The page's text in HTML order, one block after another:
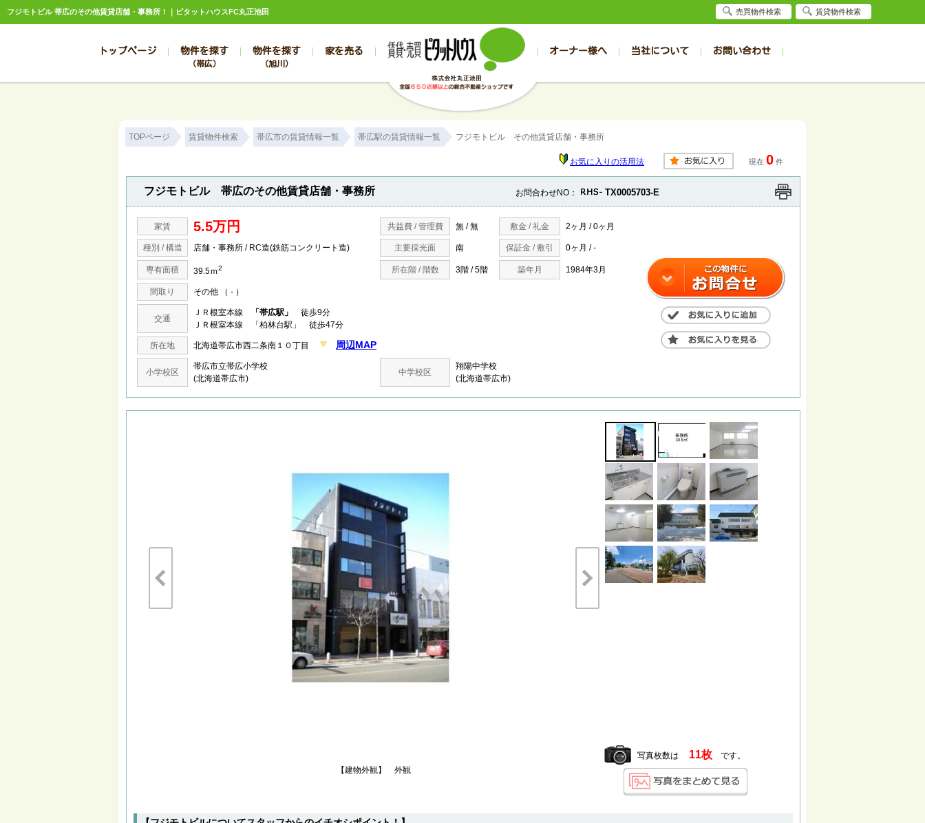
フジモトビル 帯広のその他賃貸店舗・事務所！｜ピタットハウスFC丸正池田
トップページ 物件を探す
（帯広）
帯広の売買物件一覧
帯広の新築一戸建て
帯広の1000万円以下
帯広の1000万～2000万円
帯広の賃貸物件一覧
帯広の賃貸アパート
帯広の賃貸マンション
帯広の賃貸事務所
帯広の1R～1K
帯広の2K～2LDK
物件を探す
（旭川）
旭川の売買物件一覧
旭川の新築一戸建て
旭川の1000万円以下
旭川の1000万～2000万円
旭川の賃貸物件一覧
旭川の賃貸アパート
旭川の賃貸マンション
旭川の賃貸事務所
旭川の1R～1K
旭川の2K～2LDK
家を売る オーナー様へ 当社について
スタッフブログ お客様の声
お問い合わせ
売却のお問合せ 入居者様専用（帯広店）
TOPページ 賃貸物件検索 帯広市の賃貸情報一覧 帯広駅の賃貸情報一覧 フジモトビル その他賃貸店舗・事務所
お気に入りの活用法 現在 0 件
フジモトビル 帯広のその他賃貸店舗・事務所 お問合わせNO： TX0005703-E
家賃 5.5万円 共益費 / 管理費 無 / 無 敷金 / 礼金 2ヶ月 / 0ヶ月
種別 / 構造 店舗・事務所 / RC造(鉄筋コンクリート造) 主要採光面 南 保証金 / 敷引 0ヶ月 / -
専有面積 39.5ｍ2 所在階 / 階数 3階 / 5階 築年月 1984年3月
間取り その他 （ - ）
交通
ＪＲ根室本線 「帯広駅」
徒歩9分
ＪＲ根室本線 「柏林台駅」 徒歩47分
所在地 北海道帯広市西二条南１０丁目 周辺MAP
小学校区
帯広市立帯広小学校
(北海道帯広市)
中学校区
翔陽中学校
(北海道帯広市)
【建物外観】 外観
写真枚数は 11枚です。
売買物件検索 賃貸物件検索